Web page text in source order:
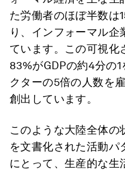
た労働者のほぼ半数は
り、インフォーマル
ています。この可視化
83%がGDPの約4分の
クターの5倍の人数を
創出しています。
このような大陸全体の
を文書化された活動パ
にとって、生産的な生